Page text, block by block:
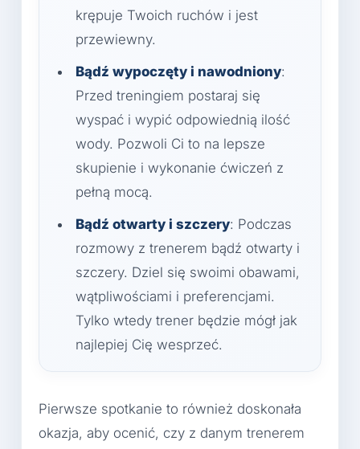
krępuje Twoich ruchów i jest
przewiewny.
Bądź wypoczęty i nawodniony:
Przed treningiem postaraj się
wyspać i wypić odpowiednią ilość
wody. Pozwoli Ci to na lepsze
skupienie i wykonanie ćwiczeń z
pełną mocą.
Bądź otwarty i szczery: Podczas
rozmowy z trenerem bądź otwarty i
szczery. Dziel się swoimi obawami,
wątpliwościami i preferencjami.
Tylko wtedy trener będzie mógł jak
najlepiej Cię wesprzeć.
Pierwsze spotkanie to również doskonała
okazja, aby ocenić, czy z danym trenerem